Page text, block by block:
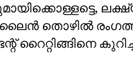
തൊഴിൽ
കുറിച്ച്